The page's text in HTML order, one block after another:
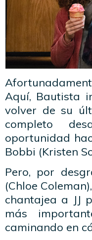
Aquí, Bautista
volver de su
completo
oportunidad
Bobbi (Kristen
Pero, por
(Chloe
chantajea a JJ
más
caminando en